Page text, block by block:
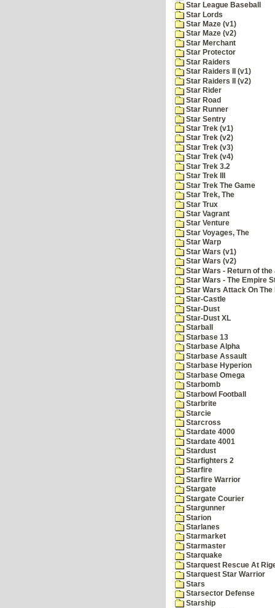
Star League Baseball
Star Lords
Star Maze (v1)
Star Maze (v2)
Star Merchant
Star Protector
Star Raiders
Star Raiders II (v1)
Star Raiders II (v2)
Star Rider
Star Road
Star Runner
Star Sentry
Star Trek (v1)
Star Trek (v2)
Star Trek (v3)
Star Trek (v4)
Star Trek 3.2
Star Trek III
Star Trek The Game
Star Trek, The
Star Trux
Star Vagrant
Star Venture
Star Voyages, The
Star Warp
Star Wars (v1)
Star Wars (v2)
Star Wars - Return of
Star Wars - The Empire
Star Wars Attack On The
Star-Castle
Star-Dust
Star-Dust XL
Starball
Starbase 13
Starbase Alpha
Starbase Assault
Starbase Hyperion
Starbase Omega
Starbomb
Starbowl Football
Starbrite
Starcie
Starcross
Stardate 4000
Stardate 4001
Stardust
Starfighters 2
Starfire
Starfire Warrior
Stargate
Stargate Courier
Stargunner
Starion
Starlanes
Starmarket
Starmaster
Starquake
Starquest Rescue At
Starquest Star Warrior
Stars
Starsector Defense
Starship